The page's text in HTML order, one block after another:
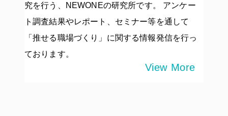
究を行う、NEWONEの研究所です。 アンケー
ト調査結果やレポート、セミナー等を通して
「推せる職場づくり」に関する情報発信を行っ
ております。
View More